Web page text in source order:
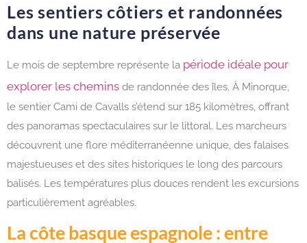
Les sentiers côtiers et randonnées
dans une nature préservée
Le mois de septembre représente la période idéale pour
explorer les chemins de randonnée des îles. À Minorque,
le sentier Cami de Cavalls s’étend sur 185 kilomètres, offrant
des panoramas spectaculaires sur le littoral. Les marcheurs
découvrent une flore méditerranéenne unique, des falaises
majestueuses et des sites historiques le long des parcours
balisés. Les températures plus douces rendent les excursions
particulièrement agréables.
La côte basque espagnole : entre